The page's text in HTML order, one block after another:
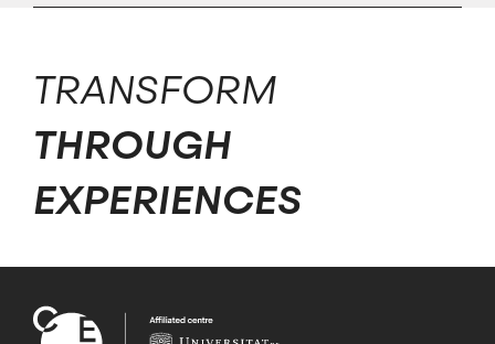
TRANSFORM
THROUGH
EXPERIENCES